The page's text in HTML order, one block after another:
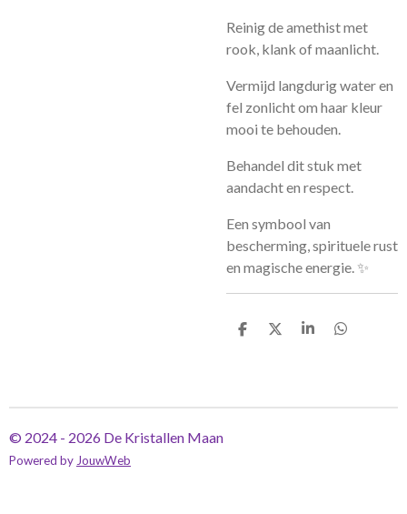
Reinig de amethist met
rook, klank of maanlicht.
Vermijd langdurig water en
fel zonlicht om haar kleur
mooi te behouden.
Behandel dit stuk met
aandacht en respect.
Een symbool van
bescherming, spirituele rust
en magische energie. ✨
D
D
S
D
© 2024 - 2026 De Kristallen Maan
Powered by JouwWeb